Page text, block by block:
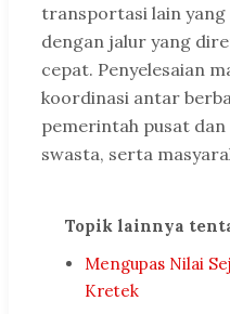
transportasi lain
dengan jalur yang
cepat. Penyelesaian
koordinasi antar
pemerintah pusat
swasta, serta
Topik lainnya
Mengupas Nilai
Kretek